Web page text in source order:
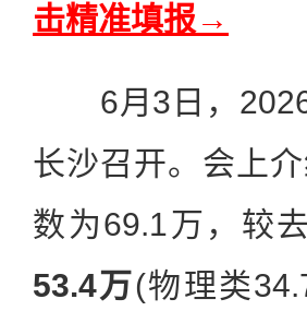
击精准填报→
6月3日，2026
长沙召开。会上
数为69.1万，较
53.4万(物理类